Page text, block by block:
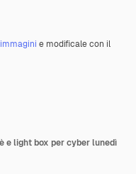
e modificale con il
e light box per cyber lunedì